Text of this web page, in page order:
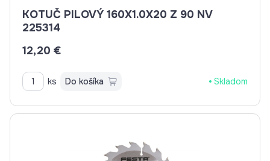
KOTUČ PILOVÝ 160X1.0X20 Z 90 NV
225314
12,20 €
ks Do košíka Skladom